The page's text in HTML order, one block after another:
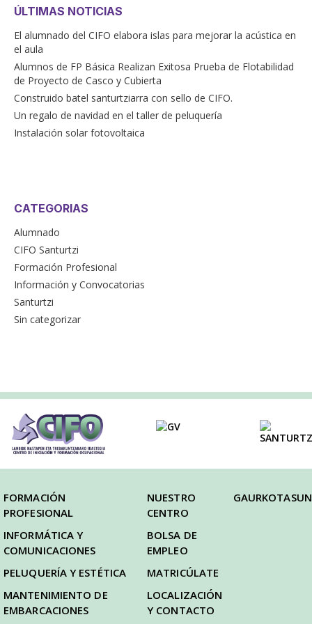
ÚLTIMAS NOTICIAS
El alumnado del CIFO elabora islas para mejorar la acústica en
el aula
Alumnos de FP Básica Realizan Exitosa Prueba de Flotabilidad
de Proyecto de Casco y Cubierta
Construido batel santurtziarra con sello de CIFO.
Un regalo de navidad en el taller de peluquería
Instalación solar fotovoltaica
CATEGORIAS
Alumnado
CIFO Santurtzi
Formación Profesional
Información y Convocatorias
Santurtzi
Sin categorizar
FORMACIÓN
PROFESIONAL
INFORMÁTICA Y
COMUNICACIONES
PELUQUERÍA Y ESTÉTICA
MANTENIMIENTO DE
EMBARCACIONES
NUESTRO
CENTRO
BOLSA DE
EMPLEO
MATRICÚLATE
LOCALIZACIÓN
Y CONTACTO